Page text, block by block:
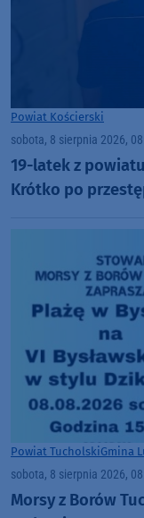
Powiat Kościerski
sobota, 8 sierpnia 2026,
19-latek z
Krótko po
Powiat TucholskiGmina
sobota, 8 sierpnia 2026,
Morsy z Borów